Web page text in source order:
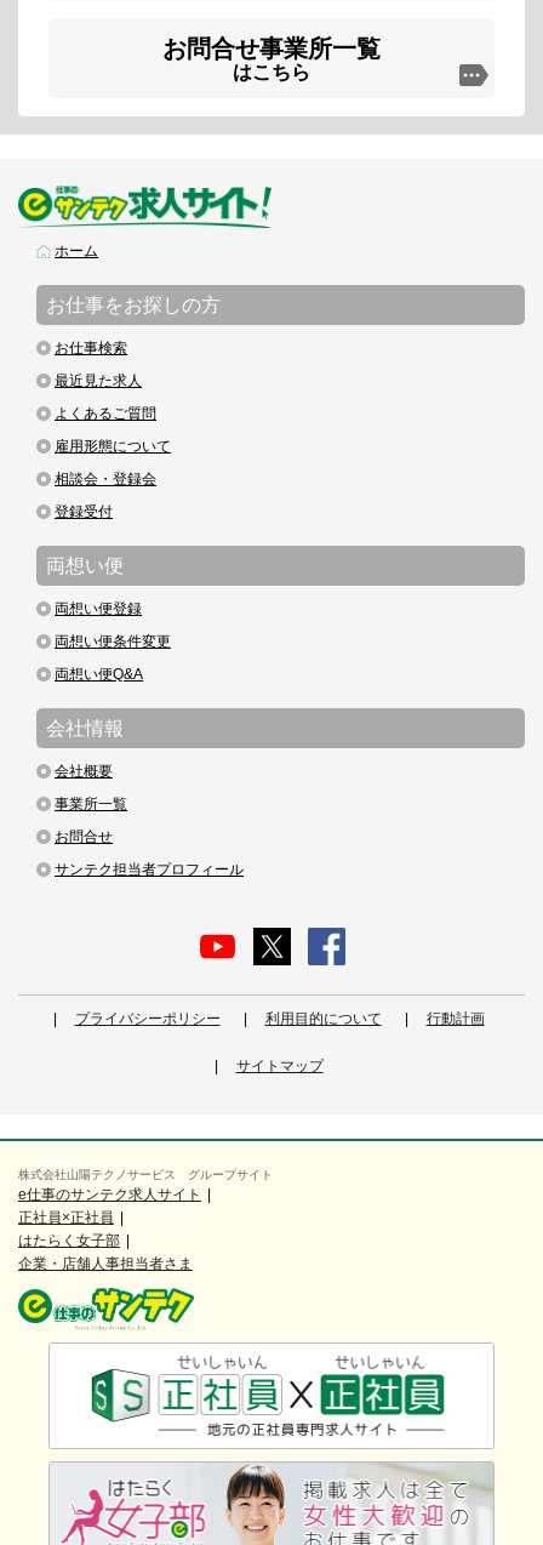
お問合せ事業所一覧
はこちら
ホーム
お仕事をお探しの方
お仕事検索
最近見た求人
よくあるご質問
雇用形態について
相談会・登録会
登録受付
両想い便
両想い便登録
両想い便条件変更
両想い便Q&A
会社情報
会社概要
事業所一覧
お問合せ
サンテク担当者プロフィール
プライバシーポリシー 利用目的について 行動計画
サイトマップ
株式会社山陽テクノサービス グループサイト
e仕事のサンテク求人サイト
正社員×正社員
はたらく女子部
企業・店舗人事担当者さま